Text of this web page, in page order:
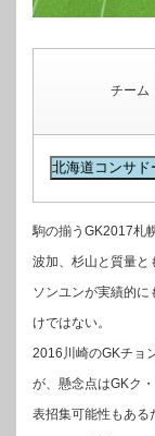
チーム
駒の揃うGK2017札
波加、杉山と質量と
ソンユンが実績的
けではない。
2016川崎のGKチョ
が、懸念点はGKク
表招集可能性もある